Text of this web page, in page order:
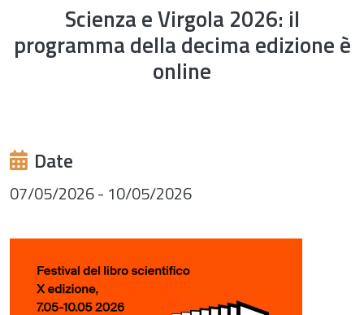
Scienza e Virgola 2026: il
programma della decima edizione è
online
Date
07/05/2026- 10/05/2026